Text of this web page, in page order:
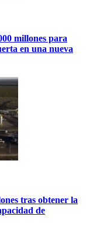
millones para
en una nueva
tras obtener la
de